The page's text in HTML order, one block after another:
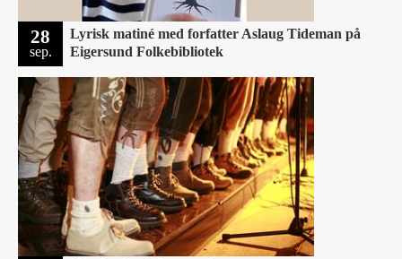
28
sep.
Lyrisk matiné med forfatter Aslaug Tideman på
Eigersund Folkebibliotek